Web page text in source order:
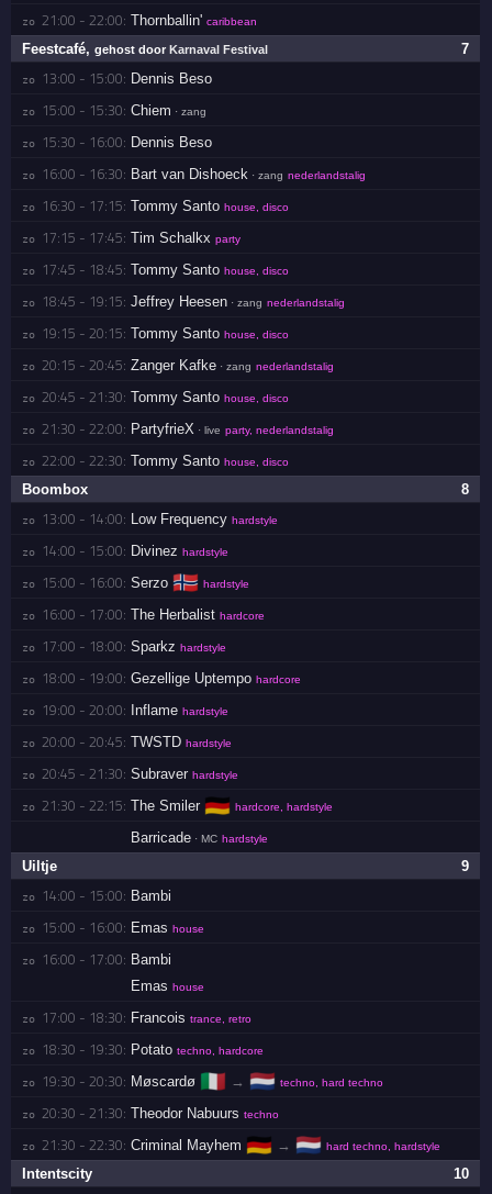
zo 21:00 - 22:00: Thornballin' caribbean
7
Feestcafé,gehost door Karnaval Festival
zo 13:00 - 15:00: Dennis Beso
zo 15:00 - 15:30: Chiem · zang
zo 15:30 - 16:00: Dennis Beso
zo 16:00 - 16:30: Bart van Dishoeck · zang nederlandstalig
zo 16:30 - 17:15: Tommy Santo house, disco
zo 17:15 - 17:45: Tim Schalkx party
zo 17:45 - 18:45: Tommy Santo house, disco
zo 18:45 - 19:15: Jeffrey Heesen · zang nederlandstalig
zo 19:15 - 20:15: Tommy Santo house, disco
zo 20:15 - 20:45: Zanger Kafke · zang nederlandstalig
zo 20:45 - 21:30: Tommy Santo house, disco
zo 21:30 - 22:00: PartyfrieX · live party, nederlandstalig
zo 22:00 - 22:30: Tommy Santo house, disco
8
Boombox
zo 13:00 - 14:00: Low Frequency hardstyle
zo 14:00 - 15:00: Divinez hardstyle
zo 15:00 - 16:00: Serzo 🇳🇴 hardstyle
zo 16:00 - 17:00: The Herbalist hardcore
zo 17:00 - 18:00: Sparkz hardstyle
zo 18:00 - 19:00: Gezellige Uptempo hardcore
zo 19:00 - 20:00: Inflame hardstyle
zo 20:00 - 20:45: TWSTD hardstyle
zo 20:45 - 21:30: Subraver hardstyle
zo 21:30 - 22:15: The Smiler 🇩🇪 hardcore, hardstyle
Barricade · MC hardstyle
9
Uiltje
zo 14:00 - 15:00: Bambi
zo 15:00 - 16:00: Emas house
zo 16:00 - 17:00: Bambi
Emas house
zo 17:00 - 18:30: Francois trance, retro
zo 18:30 - 19:30: Potato techno, hardcore
zo 19:30 - 20:30: Møscardø 🇮🇹 → 🇳🇱 techno, hard techno
zo 20:30 - 21:30: Theodor Nabuurs techno
zo 21:30 - 22:30: Criminal Mayhem 🇩🇪 → 🇳🇱 hard techno, hardstyle
10
Intentscity